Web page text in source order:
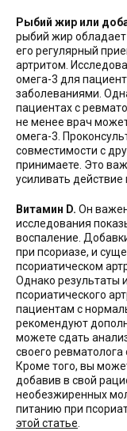
Рыбий жир или
рыбий жир
его регулярный
артритом.
омега-3 для
заболеваниями.
пациентах с
не менее врач
омега-3.
совместимости с
принимаете. Это
усиливать
Витамин D. Он
исследования
воспаление.
при псориазе, и
псориатическом
Однако результаты
псориатического
пациентам с
рекомендуют
можете сдать
своего
Кроме того, вы
добавив в свой
необезжиренных
питанию при
этой статье